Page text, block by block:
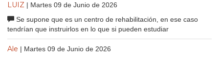
LUIZ | Martes 09 de Junio de 2026
Se supone que es un centro de rehabilitación, en ese caso
tendrían que instruirlos en lo que si pueden estudiar
Ale | Martes 09 de Junio de 2026